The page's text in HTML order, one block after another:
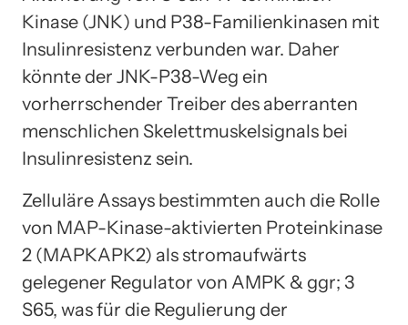
Kinase (JNK) und P38-Familienkinasen mit
Insulinresistenz verbunden war. Daher
könnte der JNK-P38-Weg ein
vorherrschender Treiber des aberranten
menschlichen Skelettmuskelsignals bei
Insulinresistenz sein.
Zelluläre Assays bestimmten auch die Rolle
von MAP-Kinase-aktivierten Proteinkinase
2 (MAPKAPK2) als stromaufwärts
gelegener Regulator von AMPK & ggr; 3
S65, was für die Regulierung der